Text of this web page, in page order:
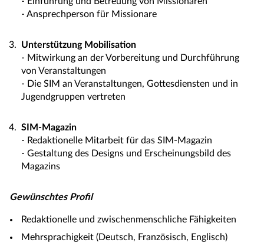
- Ansprechperson für Missionare
Unterstützung Mobilisation
- Mitwirkung an der Vorbereitung und Durchführung
von Veranstaltungen
- Die SIM an Veranstaltungen, Gottesdiensten und in
Jugendgruppen vertreten
SIM-Magazin
- Redaktionelle Mitarbeit für das SIM-Magazin
- Gestaltung des Designs und Erscheinungsbild des
Magazins
Gewünschtes Profil
Redaktionelle und zwischenmenschliche Fähigkeiten
Mehrsprachigkeit (Deutsch, Französisch, Englisch)